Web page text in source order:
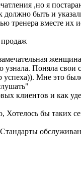
,но я
быть и
тренера вместе их
Поняла
успеха)). Мне это
клиентов и как
Хотелось бы